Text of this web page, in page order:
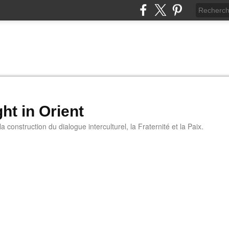
in Orient
construction du dialogue interculturel, la Fraternité et la Paix.